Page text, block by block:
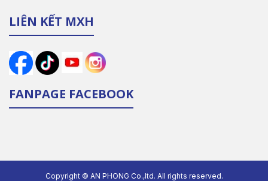
LIÊN KẾT MXH
FANPAGE FACEBOOK
Copyright © AN PHONG Co.,ltd. All rights reserved.